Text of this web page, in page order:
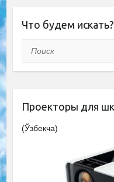
Что будем искать?
Поиск
Проекторы для
(Ўзбекча)